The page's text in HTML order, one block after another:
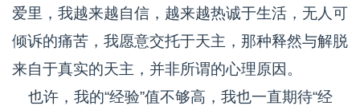
爱里，我越来越自信，越来越热诚于生活，无人可
倾诉的痛苦，我愿意交托于天主，那种释然与解脱
来自于真实的天主，并非所谓的心理原因。
也许，我的“经验”值不够高，我也一直期待“经